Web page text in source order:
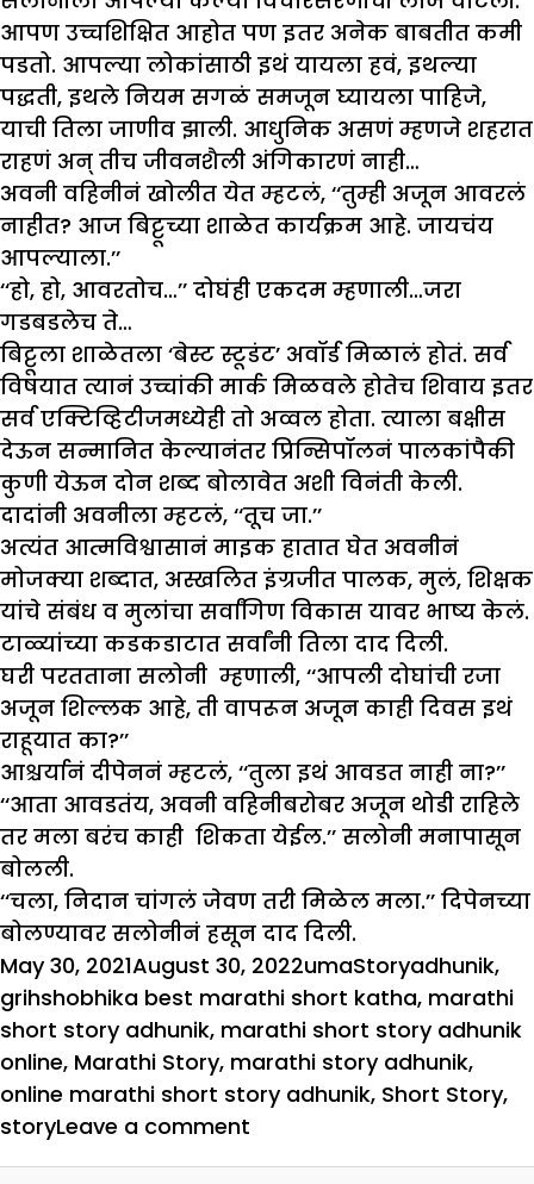
आपण उच्चशिक्षित आहोत पण इतर अनेक बाबतीत कमी
पडतो. आपल्या लोकांसाठी इथं यायला हवं, इथल्या
पद्धती, इथले नियम सगळं समजून घ्यायला पाहिजे,
याची तिला जाणीव झाली. आधुनिक असणं म्हणजे शहरात
राहणं अन् तीच जीवनशैली अंगिकारणं नाही…
अवनी वहिनीनं खोलीत येत म्हटलं, ‘‘तुम्ही अजून आवरलं
नाहीत? आज बिट्टूच्या शाळेत कार्यक्रम आहे. जायचंय
आपल्याला.’’
‘‘हो, हो, आवरतोच…’’ दोघंही एकदम म्हणाली…जरा
गडबडलेच ते…
बिट्टूला शाळेतला ‘बेस्ट स्टूडंट’ अवॉर्ड मिळालं होतं. सर्व
विषयात त्यानं उच्चांकी मार्क मिळवले होतेच शिवाय इतर
सर्व एक्टिव्हिटीजमध्येही तो अव्वल होता. त्याला बक्षीस
देऊन सन्मानित केल्यानंतर प्रिन्सिपॉलनं पालकांपैकी
कुणी येऊन दोन शब्द बोलावेत अशी विनंती केली.
दादांनी अवनीला म्हटलं, ‘‘तूच जा.’’
अत्यंत आत्मविश्वासानं माइक हातात घेत अवनीनं
मोजक्या शब्दात, अस्खलित इंग्रजीत पालक, मुलं, शिक्षक
यांचे संबंध व मुलांचा सर्वांगिण विकास यावर भाष्य केलं.
टाळ्यांच्या कडकडाटात सर्वांनी तिला दाद दिली.
घरी परतताना सलोनी म्हणाली, ‘‘आपली दोघांची रजा
अजून शिल्लक आहे, ती वापरून अजून काही दिवस इथं
राहूयात का?’’
आश्चर्यानं दीपेननं म्हटलं, ‘‘तुला इथं आवडत नाही ना?’’
‘‘आता आवडतंय, अवनी वहिनीबरोबर अजून थोडी राहिले
तर मला बरंच काही शिकता येईल.’’ सलोनी मनापासून
बोलली.
‘‘चला, निदान चांगलं जेवण तरी मिळेल मला.’’ दिपेनच्या
बोलण्यावर सलोनीनं हसून दाद दिली.
Posted
on
May 30, 2021August 30, 2022Author
umaCategories
StoryTags
adhunik,
grihshobhika best marathi short katha, marathi
short story adhunik, marathi short story adhunik
online, Marathi Story, marathi story adhunik,
online marathi short story adhunik, Short Story,
storyLeave a comment